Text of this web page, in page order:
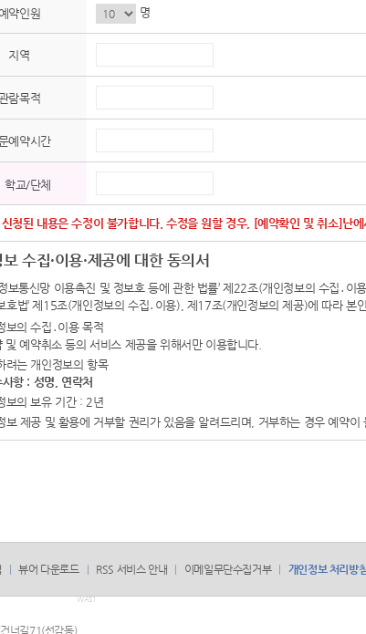
약인원 명
지역
람목적
예약시간
학교/단체
청된 내용은 수정이 불가합니다. 수정을 원할 경우, [예약확인 및 취소]난
수집·이용·제공에 대한 동의서
보통신망 이용촉진 및 정보호 등에 관한 법률’ 제22조(개인정보의 수집․
호법’ 제15조(개인정보의 수집․이용), 제17조(개인정보의 제공)에 따라 본
보의 수집․이용 목적
및 예약취소 등의 서비스 제공을 위해서만 이용합니다.
려는 개인정보의 항목
사항 : 성명, 연락처
보의 보유 기간 : 2년
보 제공 및 활용에 거부할 권리가 있음을 알려드리며, 거부하는 경우 예약이
뷰어 다운로드 RSS 서비스 안내 이메일무단수집거부 개인정보 처리방
너길71(선감동)
WAS1